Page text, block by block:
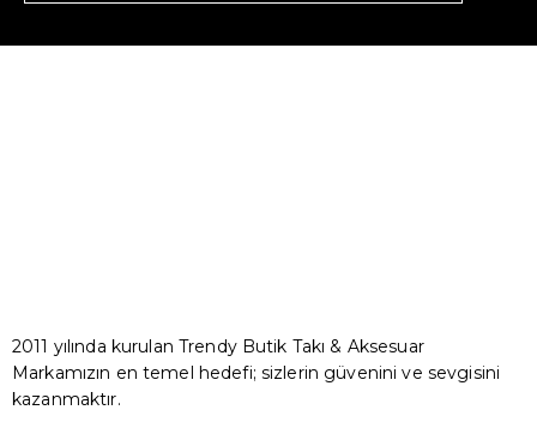
2011 yılında kurulan Trendy Butik Takı & Aksesuar
Markamızın en temel hedefi; sizlerin güvenini ve sevgisini
kazanmaktır.